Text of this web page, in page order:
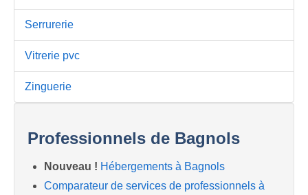
Serrurerie
Vitrerie pvc
Zinguerie
Professionnels de Bagnols
Nouveau ! Hébergements à Bagnols
Comparateur de services de professionnels à